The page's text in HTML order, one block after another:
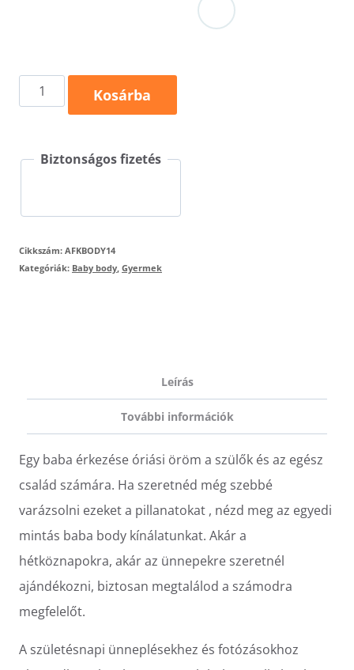
"One
Year"
body
mennyiség
Kosárba
Biztonságos fizetés
Cikkszám: AFKBODY14
Kategóriák: Baby body, Gyermek
Leírás
További információk
Egy baba érkezése óriási öröm a szülők és az egész
család számára. Ha szeretnéd még szebbé
varázsolni ezeket a pillanatokat , nézd meg az egyedi
mintás baba body kínálatunkat. Akár a
hétköznapokra, akár az ünnepekre szeretnél
ajándékozni, biztosan megtalálod a számodra
megfelelőt.
A születésnapi ünneplésekhez és fotózásokhoz